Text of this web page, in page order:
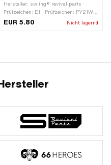
Hersteller: swiing® revival parts ·
Prüfzeichen: E1 · Prüfzeichen: PY21W ·
Spannung: 12 V · Farbe: orange ·
EUR 5.80 Nicht lagernd